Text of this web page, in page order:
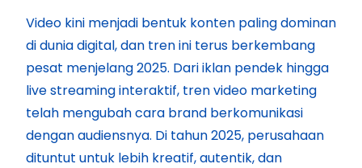
Video kini menjadi bentuk konten paling dominan
di dunia digital, dan tren ini terus berkembang
pesat menjelang 2025. Dari iklan pendek hingga
live streaming interaktif, tren video marketing
telah mengubah cara brand berkomunikasi
dengan audiensnya. Di tahun 2025, perusahaan
dituntut untuk lebih kreatif, autentik, dan